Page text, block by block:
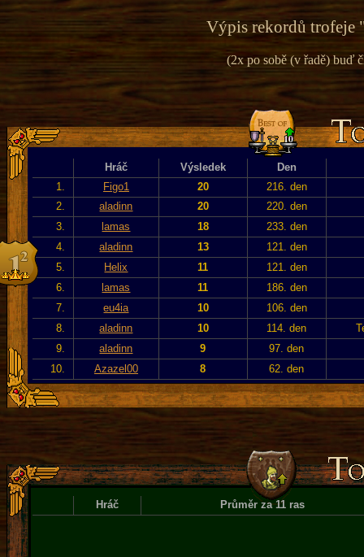
Výpis rekordů trofeje
(2x po sobě (v řadě) buď
Hráč Výsledek
Den
1.
Figo1 20
216. den
2.
aladinn 20
220. den
3.
lamas 18
233. den
4.
aladinn 13
121. den
5.
Helix 11
121. den
6.
lamas 11
186. den
7.
eu4ia 10
106. den
8.
aladinn 10 114. den
9.
aladinn 9
97. den
10.
Azazel00 8 62. den
Hráč Průměr za 11 ras